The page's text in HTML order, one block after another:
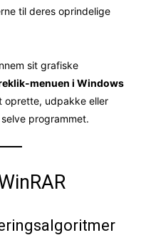
til deres oprindelige
sit grafiske
menuen i Windows
oprette, udpakke eller
programmet.